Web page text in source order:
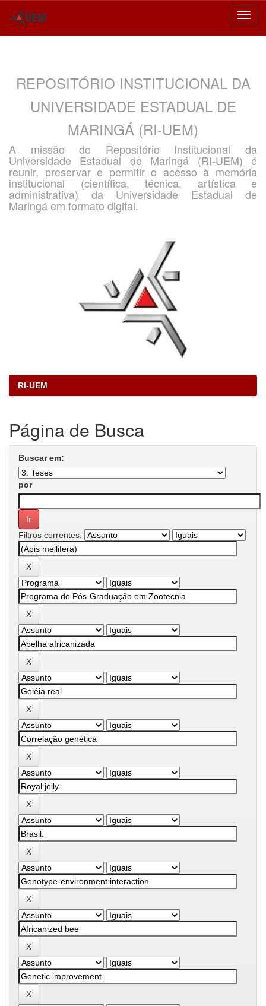
REPOSITÓRIO INSTITUCIONAL DA
UNIVERSIDADE ESTADUAL DE
MARINGÁ (RI-UEM)
A missão do Repositório Institucional da
Universidade Estadual de Maringá (RI-UEM) é
reunir, preservar e permitir o acesso à memória
institucional (científica, técnica, artística e
administrativa) da Universidade Estadual de
Maringá em formato digital.
RI-UEM
Página de Busca
Buscar em:
por
Filtros correntes: